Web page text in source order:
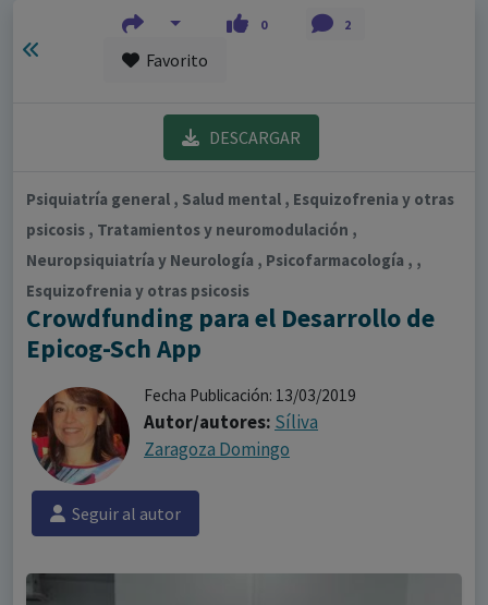
0 2
Favorito
DESCARGAR
Psiquiatría general , Salud mental , Esquizofrenia y otras
psicosis , Tratamientos y neuromodulación ,
Neuropsiquiatría y Neurología , Psicofarmacología , ,
Esquizofrenia y otras psicosis
Crowdfunding para el Desarrollo de
Epicog-Sch App
Fecha Publicación: 13/03/2019
Autor/autores: Síliva
Zaragoza Domingo
Seguir al autor